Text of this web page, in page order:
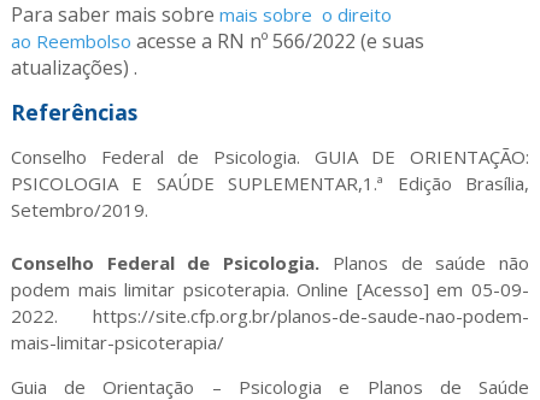
Para saber mais sobre mais sobre o direito
ao Reembolso acesse a RN nº 566/2022 (e suas
atualizações) .
Referências
Conselho Federal de Psicologia. GUIA DE ORIENTAÇÃO:
PSICOLOGIA E SAÚDE SUPLEMENTAR,1.ª Edição Brasília,
Setembro/2019.
Conselho Federal de Psicologia. Planos de saúde não
podem mais limitar psicoterapia. Online [Acesso] em 05-09-
2022. https://site.cfp.org.br/planos-de-saude-nao-podem-
mais-limitar-psicoterapia/
Guia de Orientação – Psicologia e Planos de Saúde